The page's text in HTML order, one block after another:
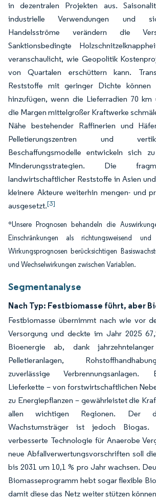
in dezentralen Projekten aus.
industrielle Verwendungen und
Handelsströme verändern die
Sanktionsbedingte
veranschaulicht, wie Geopolitik
von Quartalen erschüttern kann.
Reststoffe mit geringer Dichte
hinzufügen, wenn die Lieferradien 70 km
die Margen mittelgroßer Kraftwerke
Nähe bestehender Raffinerien und
Pelletierungszentren und
Beschaffungsmodelle entwickeln sich
Minderungsstrategien. Die
landwirtschaftlicher Reststoffe in Asien
kleinere Akteure weiterhin mengen- und
ausgesetzt.[3]
*Unsere Prognosen behandeln die
Einschränkungen als richtungsweisend
Wirkungsprognosen berücksichtigen
und Wechselwirkungen zwischen Variablen.
Segmentanalyse
Nach Typ: Festbiomasse führt, aber
Festbiomasse übernimmt nach wie vor
Versorgung und deckte im Jahr 2025
Bioenergie ab, dank
Pelletieranlagen,
zuverlässige Verbrennungsanlagen.
Lieferkette – von forstwirtschaftlichen
zu Energiepflanzen – gewährleistet die
allen wichtigen Regionen. Der
Wachstumsträger ist jedoch Biogas.
verbesserte Technologie für Anaerobe
neue Abfallverwertungsvorschriften soll
bis 2031 um 10,1 % pro Jahr wachsen.
Biomasseprogramm hebt sogar flexible
damit diese das Netz weiter stützen